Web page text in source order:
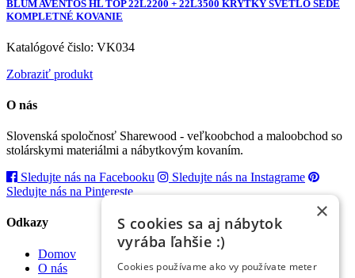
BLUM AVENTOS HL TOP 22L2200 + 22L3500 KRYTKY SVETLO ŠEDÉ
KOMPLETNÉ KOVANIE
Katalógové čislo: VK034
Zobraziť produkt
O nás
Slovenská spoločnosť Sharewood - veľkoobchod a maloobchod so
stolárskymi materiálmi a nábytkovým kovaním.
Sledujte nás na Facebooku
Sledujte nás na Instagrame
Sledujte nás na Pintereste
Odkazy
Domov
O nás
×
S cookies sa aj nábytok
vyrába ľahšie :)
Cookies používame ako vy používate meter